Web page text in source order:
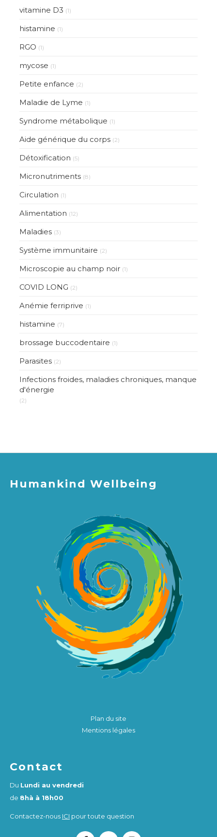
vitamine D3 (1)
histamine (1)
RGO (1)
mycose (1)
Petite enfance (2)
Maladie de Lyme (1)
Syndrome métabolique (1)
Aide générique du corps (2)
Détoxification (5)
Micronutriments (8)
Circulation (1)
Alimentation (12)
Maladies (3)
Système immunitaire (2)
Microscopie au champ noir (1)
COVID LONG (2)
Anémie ferriprive (1)
histamine (7)
brossage buccodentaire (1)
Parasites (2)
Infections froides, maladies chroniques, manque
d'énergie
(2)
Humankind Wellbeing
Plan du site
Mentions légales
Contact
Du Lundi au vendredi
de 8hà à 18h00
Contactez-nous ICI pour toute question